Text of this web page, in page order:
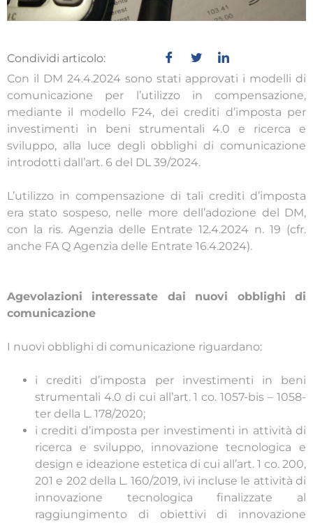
Condividi articolo:
Con il DM 24.4.2024 sono stati approvati i modelli di
comunicazione per l’utilizzo in compensazione,
mediante il modello F24, dei crediti d’imposta per
investimenti in beni strumentali 4.0 e ricerca e
sviluppo, alla luce degli obblighi di comunicazione
introdotti dall’art. 6 del DL 39/2024.
L’utilizzo in compensazione di tali crediti d’imposta
era stato sospeso, nelle more dell’adozione del DM,
con la ris. Agenzia delle Entrate 12.4.2024 n. 19 (cfr.
anche FA Q Agenzia delle Entrate 16.4.2024).
Agevolazioni interessate dai nuovi obblighi di
comunicazione
I nuovi obblighi di comunicazione riguardano:
i crediti d’imposta per investimenti in beni
strumentali 4.0 di cui all’art. 1 co. 1057-bis – 1058-
ter della L. 178/2020;
i crediti d’imposta per investimenti in attività di
ricerca e sviluppo, innovazione tecnologica e
design e ideazione estetica di cui all’art. 1 co. 200,
201 e 202 della L. 160/2019, ivi incluse le attività di
innovazione tecnologica finalizzate al
raggiungimento di obiettivi di innovazione